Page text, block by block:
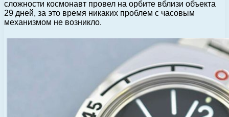
сложности космонавт провел на орбите вблизи объекта
29 дней, за это время никаких проблем с часовым
механизмом не возникло.